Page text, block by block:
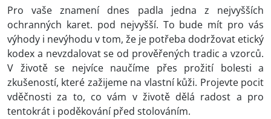
Pro vaše znamení dnes padla jedna z nejvyšších
ochranných karet. pod nejvyšší. To bude mít pro vás
výhody i nevýhodu v tom, že je potřeba dodržovat etický
kodex a nevzdalovat se od prověřených tradic a vzorců.
V životě se nejvíce naučíme přes prožití bolesti a
zkušeností, které zažijeme na vlastní kůži. Projevte pocit
vděčnosti za to, co vám v životě dělá radost a pro
tentokrát i poděkování před stolováním.